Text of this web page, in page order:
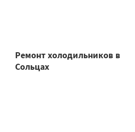
Ремонт холодильников в
Сольцах